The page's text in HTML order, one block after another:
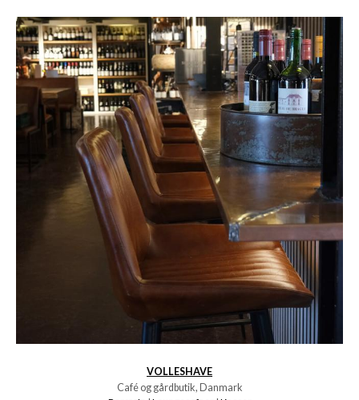
VOLLESHAVE
Café og gårdbutik, Danmark